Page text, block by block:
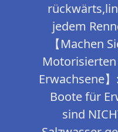
jedem
【Machen
Erwachsene
Boote für
sind